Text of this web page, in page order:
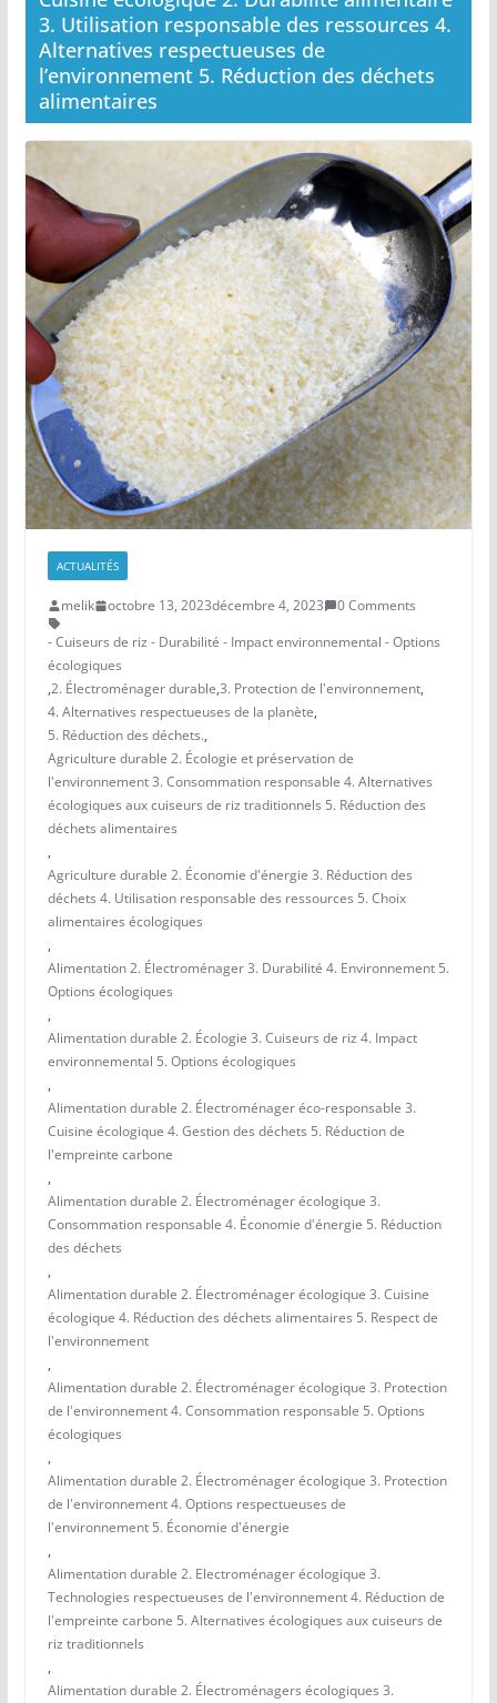
3. Utilisation responsable des ressources 4.
Alternatives respectueuses de
l’environnement 5. Réduction des déchets
alimentaires
ACTUALITÉS
melik octobre 13, 2023décembre 4, 2023
0 Comments
- Cuiseurs de riz - Durabilité - Impact environnemental - Options
écologiques
,2. Électroménager durable,3. Protection de l'environnement,
4. Alternatives respectueuses de la planète,
5. Réduction des déchets.,
Agriculture durable 2. Écologie et préservation de
l'environnement 3. Consommation responsable 4. Alternatives
écologiques aux cuiseurs de riz traditionnels 5. Réduction des
déchets alimentaires
,
Agriculture durable 2. Économie d'énergie 3. Réduction des
déchets 4. Utilisation responsable des ressources 5. Choix
alimentaires écologiques
,
Alimentation 2. Électroménager 3. Durabilité 4. Environnement 5.
Options écologiques
,
Alimentation durable 2. Écologie 3. Cuiseurs de riz 4. Impact
environnemental 5. Options écologiques
,
Alimentation durable 2. Électroménager éco-responsable 3.
Cuisine écologique 4. Gestion des déchets 5. Réduction de
l'empreinte carbone
,
Alimentation durable 2. Électroménager écologique 3.
Consommation responsable 4. Économie d'énergie 5. Réduction
des déchets
,
Alimentation durable 2. Électroménager écologique 3. Cuisine
écologique 4. Réduction des déchets alimentaires 5. Respect de
l'environnement
,
Alimentation durable 2. Électroménager écologique 3. Protection
de l'environnement 4. Consommation responsable 5. Options
écologiques
,
Alimentation durable 2. Électroménager écologique 3. Protection
de l'environnement 4. Options respectueuses de
l'environnement 5. Économie d'énergie
,
Alimentation durable 2. Electroménager écologique 3.
Technologies respectueuses de l'environnement 4. Réduction de
l'empreinte carbone 5. Alternatives écologiques aux cuiseurs de
riz traditionnels
,
Alimentation durable 2. Électroménagers écologiques 3.